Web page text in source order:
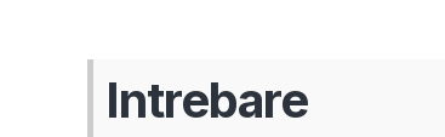
Intrebare